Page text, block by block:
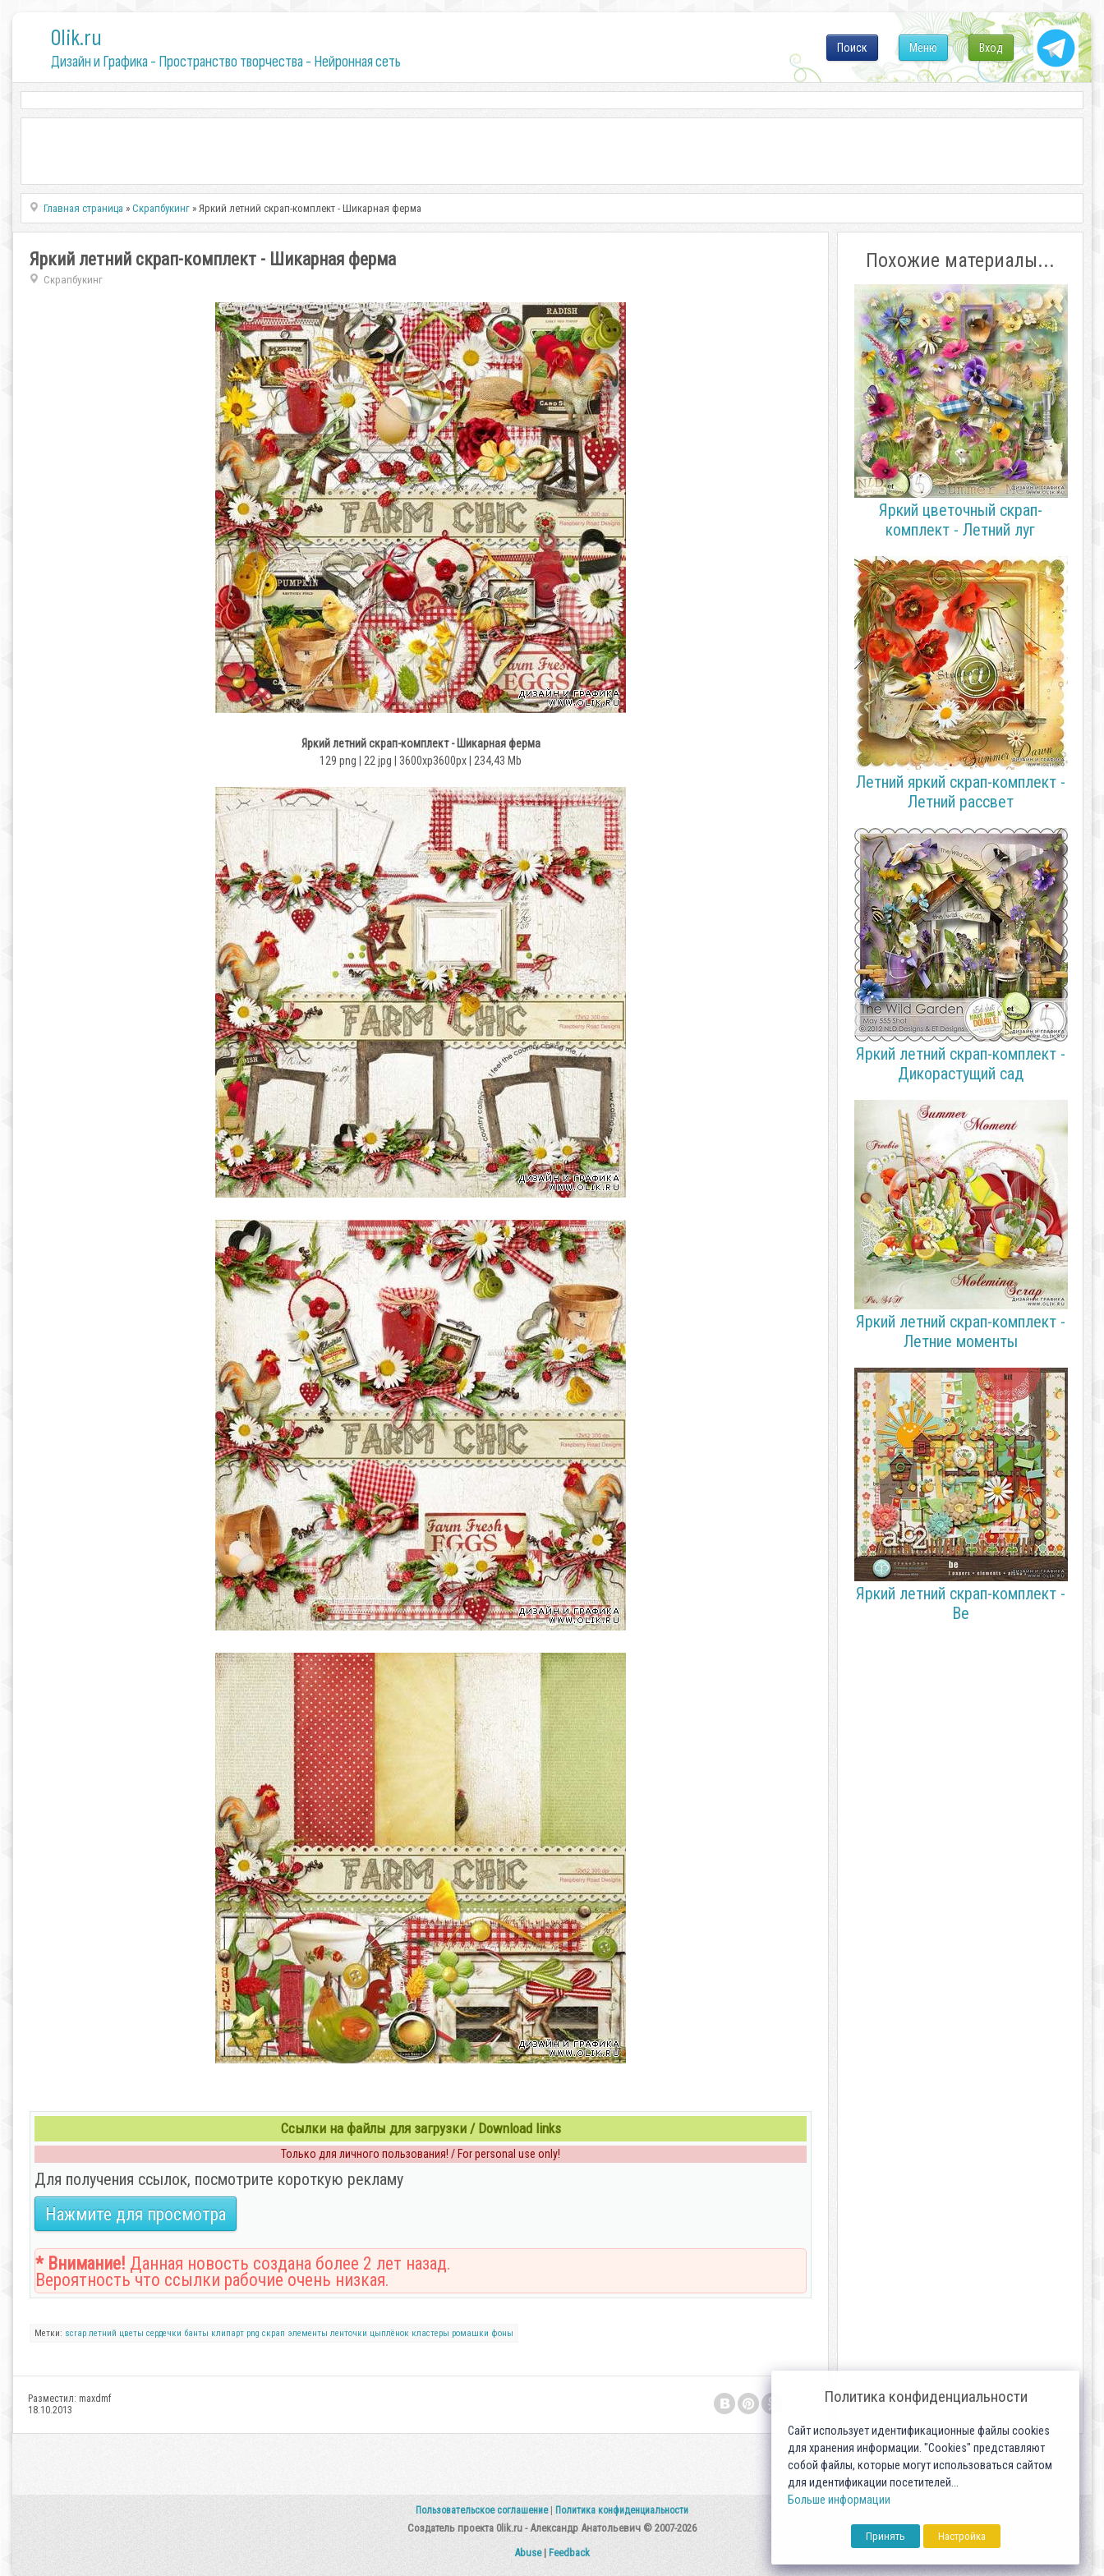
0lik.ru
Дизайн и Графика - Пространство творчества - Нейронная сеть
Вход
Меню
Поиск
Главная страница »Скрапбукинг » Яркий летний скрап-комплект - Шикарная ферма
Яркий летний скрап-комплект - Шикарная ферма
Скрапбукинг
Яркий летний скрап-комплект - Шикарная ферма
129 png | 22 jpg | 3600xp3600px | 234,43 Mb
Ссылки на файлы для загрузки / Download links
Только для личного пользования! / For personal use only!
Для получения ссылок, посмотрите короткую рекламу
Нажмите для просмотра
* Внимание! Данная новость создана более 2 лет назад.
Вероятность что ссылки рабочие очень низкая.
Метки: scrap летний цветы сердечки банты клипарт png скрап элементы ленточки цыплёнок кластеры ромашки фоны
Разместил: maxdmf
18.10.2013
Похожие материалы...
Яркий цветочный скрап-
комплект - Летний луг
Летний яркий скрап-комплект -
Летний рассвет
Яркий летний скрап-комплект -
Дикорастущий сад
Яркий летний скрап-комплект -
Летние моменты
Яркий летний скрап-комплект -
Be
Пользовательское соглашение Политика конфиденциальности
Создатель проекта 0lik.ru - Александр Анатольевич © 2007-2026
Abuse| Feedback
Политика конфиденциальности
Сайт использует идентификационные файлы cookies
для хранения информации. "Cookies" представляют
собой файлы, которые могут использоваться сайтом
для идентификации посетителей...
Больше информации
Принять Настройка